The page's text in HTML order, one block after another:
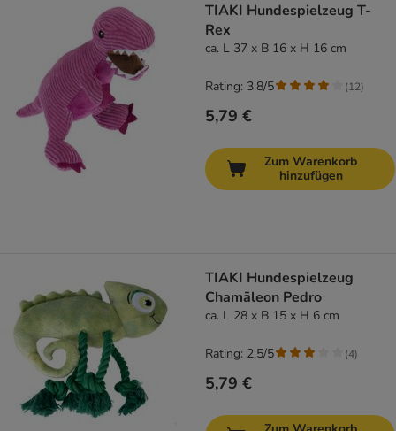
TIAKI Hundespielzeug T-
Rex
ca. L 37 x B 16 x H 16 cm
5,79 €
Rating: 3.8/5 (12)
Zum Warenkorb
hinzufügen
TIAKI Hundespielzeug
Chamäleon Pedro
ca. L 28 x B 15 x H 6 cm
5,79 €
Rating: 2.5/5 (4)